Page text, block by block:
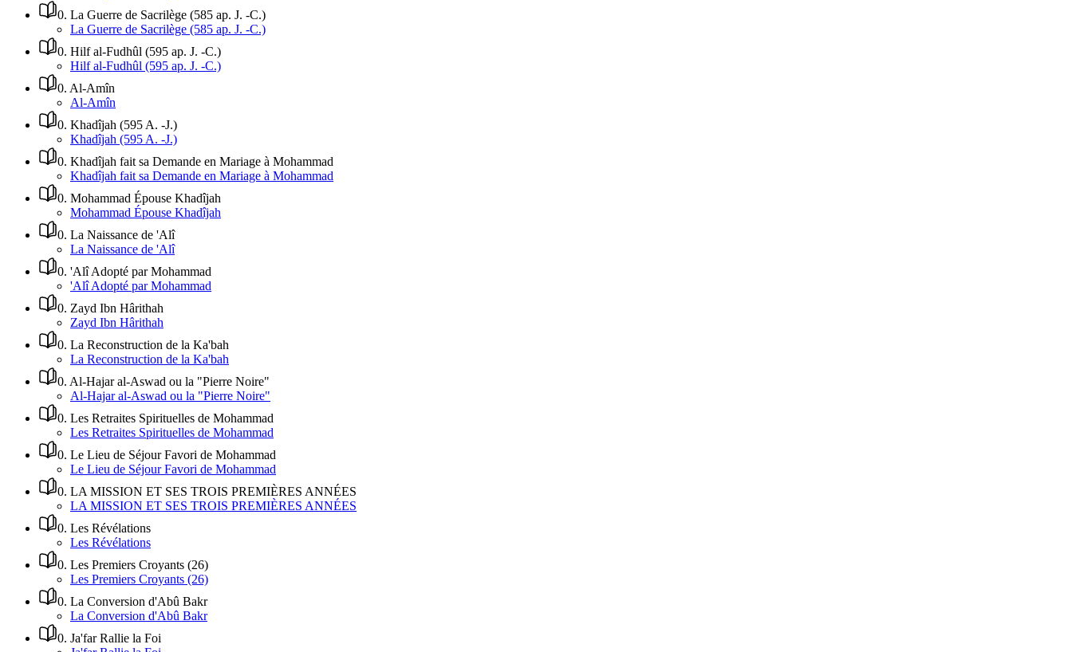
0. La Guerre de Sacrilège (585 ap. J. -C.)
La Guerre de Sacrilège (585 ap. J. -C.)
0. Hilf al-Fudhûl (595 ap. J. -C.)
Hilf al-Fudhûl (595 ap. J. -C.)
0. Al-Amîn
Al-Amîn
0. Khadîjah (595 A. -J.)
Khadîjah (595 A. -J.)
0. Khadîjah fait sa Demande en Mariage à Mohammad
Khadîjah fait sa Demande en Mariage à Mohammad
0. Mohammad Épouse Khadîjah
Mohammad Épouse Khadîjah
0. La Naissance de 'Alî
La Naissance de 'Alî
0. 'Alî Adopté par Mohammad
'Alî Adopté par Mohammad
0. Zayd Ibn Hârithah
Zayd Ibn Hârithah
0. La Reconstruction de la Ka'bah
La Reconstruction de la Ka'bah
0. Al-Hajar al-Aswad ou la "Pierre Noire"
Al-Hajar al-Aswad ou la "Pierre Noire"
0. Les Retraites Spirituelles de Mohammad
Les Retraites Spirituelles de Mohammad
0. Le Lieu de Séjour Favori de Mohammad
Le Lieu de Séjour Favori de Mohammad
0. LA MISSION ET SES TROIS PREMIÈRES ANNÉES
LA MISSION ET SES TROIS PREMIÈRES ANNÉES
0. Les Révélations
Les Révélations
0. Les Premiers Croyants (26)
Les Premiers Croyants (26)
0. La Conversion d'Abû Bakr
La Conversion d'Abû Bakr
0. Ja'far Rallie la Foi